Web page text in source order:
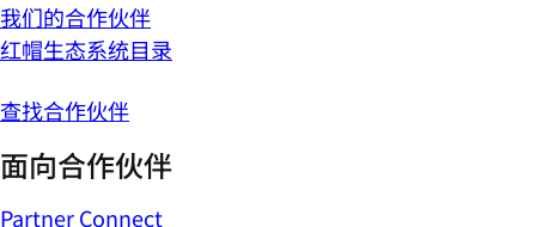
我们的合作伙伴
红帽生态系统目录
查找合作伙伴
面向合作伙伴
Partner Connect